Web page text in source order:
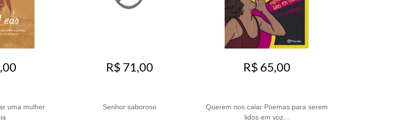
uma mulher
R$ 71,00
Senhor saboroso
R$ 65,00
Querem nos calar Poemas para serem
lidos em voz...